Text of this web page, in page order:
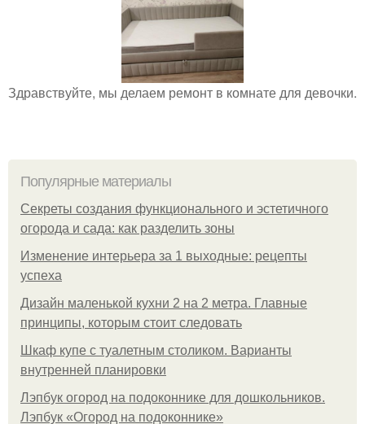
Здравствуйте, мы делаем ремонт в комнате для девочки.
Популярные материалы
Секреты создания функционального и эстетичного
огорода и сада: как разделить зоны
Изменение интерьера за 1 выходные: рецепты
успеха
Дизайн маленькой кухни 2 на 2 метра. Главные
принципы, которым стоит следовать
Шкаф купе с туалетным столиком. Варианты
внутренней планировки
Лэпбук огород на подоконнике для дошкольников.
Лэпбук «Огород на подоконнике»